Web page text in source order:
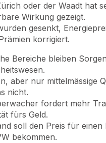
oder der Waadt hat
Wirkung gezeigt.
gesenkt,
korrigiert.
Bereiche bleiben
aber nur mittelmässige
nicht.
fordert mehr
fürs Geld.
soll den Preis für einen
bekommen.